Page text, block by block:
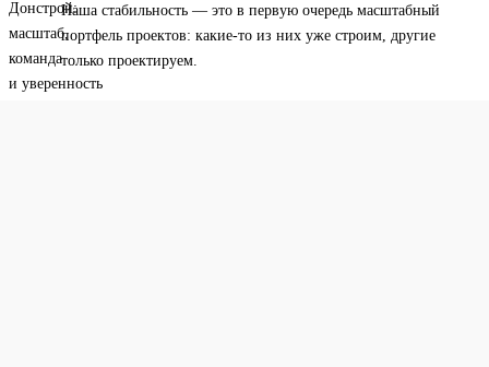
Наша стабильность — это в первую очередь масштабный
портфель проектов: какие-то из них уже строим, другие
только проектируем.